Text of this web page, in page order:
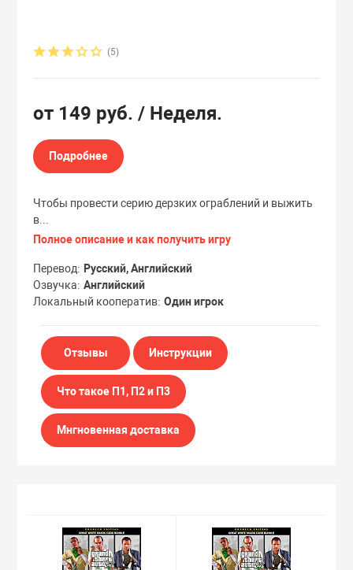
(5)
от 149 руб./ Неделя.
Подробнее
Чтобы провести серию дерзких ограблений и выжить
в...
Полное описание и как получить игру
Перевод
Русский, Английский
Озвучка Английский
Локальный кооператив Один игрок
Отзывы Инструкции
Что такое П1, П2 и П3
Мнгновенная доставка